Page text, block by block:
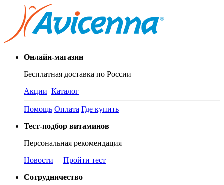
Онлайн-магазин
Бесплатная доставка по России
Акции Каталог
Помощь Оплата Где купить
Тест-подбор витаминов
Персональная рекомендация
Новости
Пройти тест
Сотрудничество